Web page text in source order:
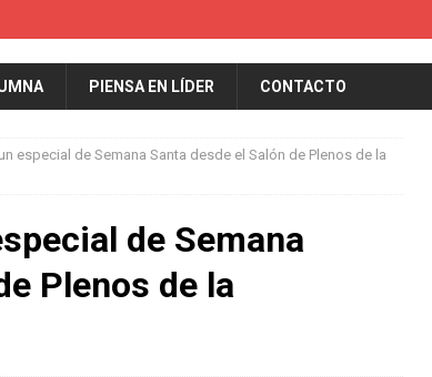
PIENSA EN LÍDER CONTACTO
especial de Semana Santa desde el Salón de Plenos de la
de Semana
Plenos de la